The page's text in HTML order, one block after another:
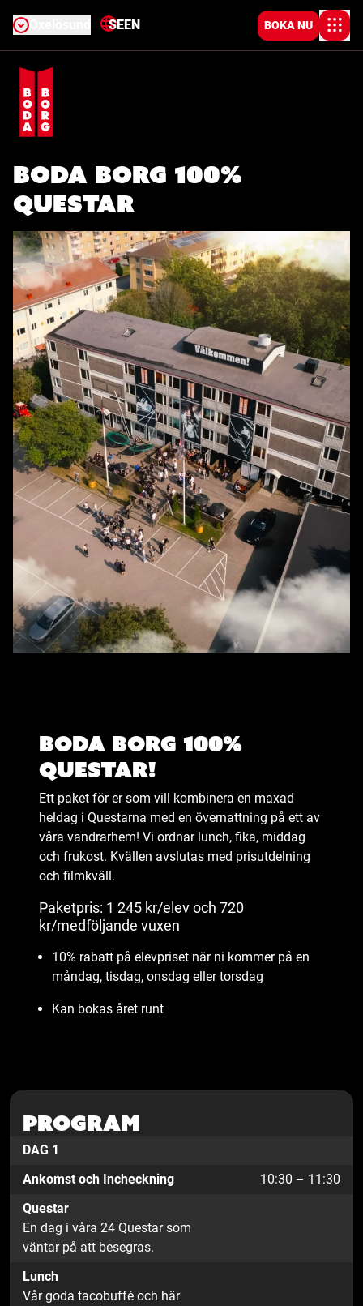
SEEN BOKA NU
Boda Borg 100%
Questar
Boda Borg 100%
Questar!
Ett paket för er som vill kombinera en maxad
heldag i Questarna med en övernattning på ett av
våra vandrarhem! Vi ordnar lunch, fika, middag
och frukost. Kvällen avslutas med prisutdelning
och filmkväll.
Paketpris: 1 245 kr/elev och 720
kr/medföljande vuxen
10% rabatt på elevpriset när ni kommer på en
måndag, tisdag, onsdag eller torsdag
Kan bokas året runt
Program
DAG 1
Ankomst och Incheckning
10:30 – 11:30
Questar
En dag i våra 24 Questar som
väntar på att besegras.
Lunch
Vår goda tacobuffé och här